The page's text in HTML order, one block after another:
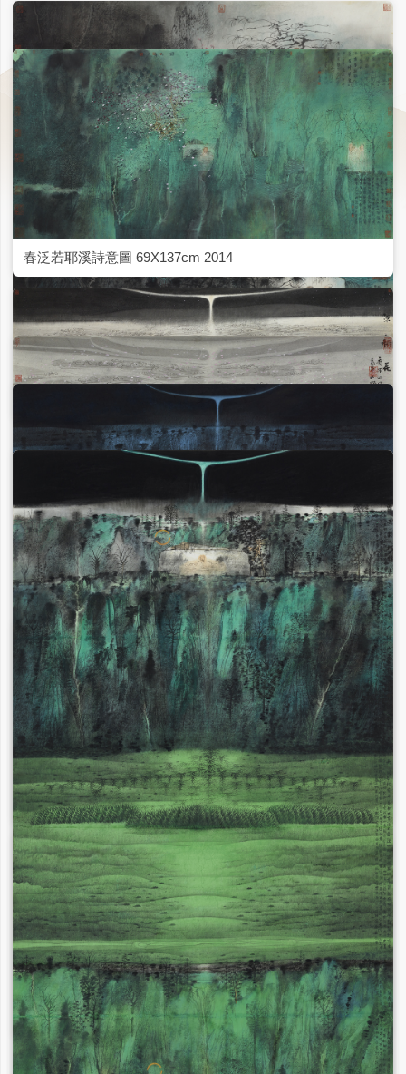
金陵酒肆留別詩意圖 68X68cm 2014
春泛若耶溪詩意圖 69X137cm 2014
正在加載...
藝術家推薦 更多>
吳為山
全國政協常委、副秘書
長，中國美協副主席，
中國美術館原館長
蘇士澍
中國書法家協會名譽主
席
孫曉雲
中國書法家協會主席
連輯
中國藝術研究院原院長
盧禹舜
中國國家畫院原院長，
中國國家畫院藝術委員
會主任
劉萬鳴
中國國家畫院院長
點擊加載更多